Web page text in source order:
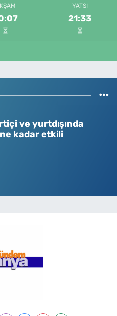
YATSI
21:33
ve yurtdışında
kadar etkili